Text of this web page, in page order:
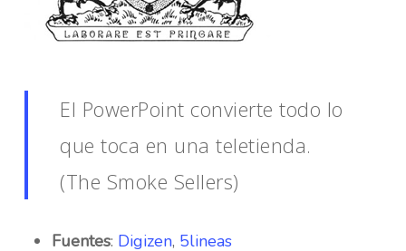
El PowerPoint convierte todo lo
que toca en una teletienda.
(The Smoke Sellers)
Fuentes: Digizen, 5lineas